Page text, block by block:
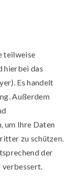
teilweise
hierbei das
Es handelt
Außerdem
um Ihre Daten
zu schützen.
der